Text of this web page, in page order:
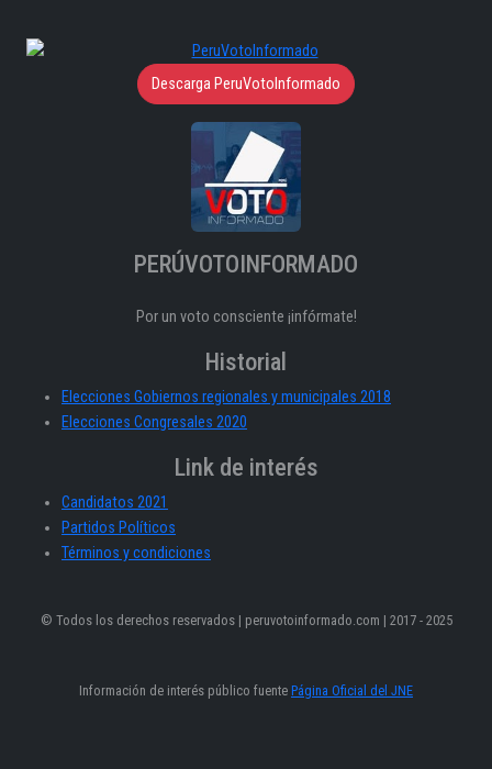
Descarga PeruVotoInformado
PERÚVOTOINFORMADO
Por un voto consciente ¡infórmate!
Historial
Elecciones Gobiernos regionales y municipales 2018
Elecciones Congresales 2020
Link de interés
Candidatos 2021
Partidos Políticos
Términos y condiciones
© Todos los derechos reservados | peruvotoinformado.com | 2017 - 2025
Información de interés público fuente Página Oficial del JNE